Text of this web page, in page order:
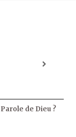
de Dieu ?